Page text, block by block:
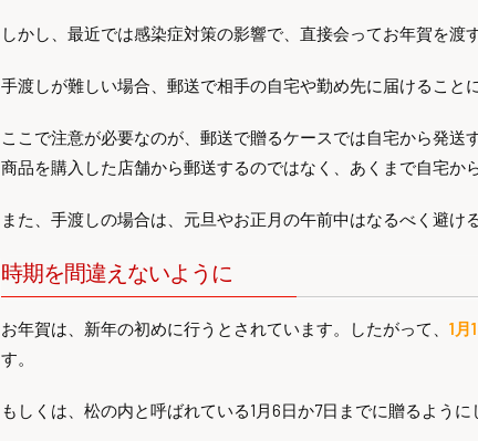
しかし、最近では感染症対策の影響で、直接会ってお年賀を渡
手渡しが難しい場合、郵送で相手の自宅や勤め先に届けること
ここで注意が必要なのが、郵送で贈るケースでは自宅から発送
商品を購入した店舗から郵送するのではなく、あくまで自宅か
また、手渡しの場合は、元旦やお正月の午前中はなるべく避け
時期を間違えないように
お年賀は、新年の初めに行うとされています。したがって、 1
す。
もしくは、松の内と呼ばれている1月6日か7日までに贈るように